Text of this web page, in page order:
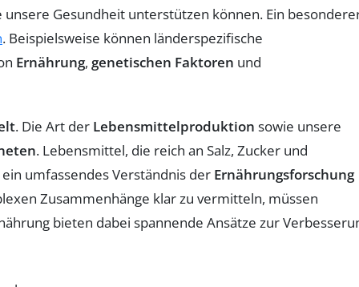
Gesundheit unterstützen können. Ein
. Beispielsweise können länderspezifische
Ernährung, genetischen Faktoren und
. Die Art der Lebensmittelproduktion sowie unsere
. Lebensmittel, die reich an Salz, Zucker und
umfassendes Verständnis der Ernährungsforschung
Zusammenhänge klar zu vermitteln, müssen
bieten dabei spannende Ansätze zur